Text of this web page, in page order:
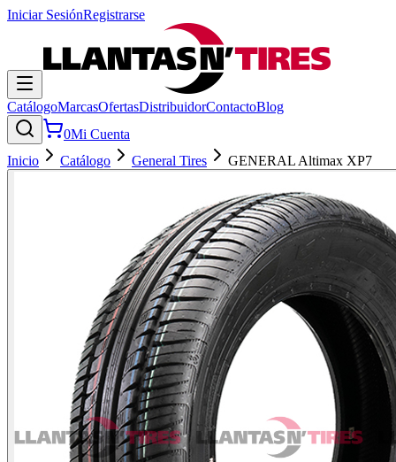
Iniciar SesiónRegistrarse
CatálogoMarcasOfertasDistribuidorContactoBlog
0Mi Cuenta
Inicio
Catálogo General Tires GENERAL Altimax XP7